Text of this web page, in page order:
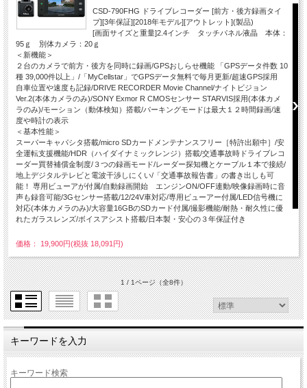
CSD-790FHG ドライブレコーダー [前方・後方録画タイ
プ][3年保証][2018年モデル][アウトレット](製品)
[画面サイズと重量]2.4インチ タッチパネル液晶 本体：
95ｇ 別体カメラ：20ｇ
＜新機能＞
２台のカメラで前方・後方を同時に録画/GPSおしらせ機能 「GPSデータ件数 10
種 39,000件以上」/「MyCellstar」でGPSデータ無料で毎月更新/超速GPS採用
自車位置や速度も記録/DRIVE RECORDER Movie Channel/ナイトビジョン
Ver.2(本体カメラのみ)/SONY Exmor R CMOSセンサー STARVIS採用(本体カメ
ラのみ)/モーション（動体検知）搭載/パーキングモードは最大１２時間録画/速
度や時計の表示
＜基本性能＞
スーパーキャパシタ搭載/micro SDカードメンテナンスフリー［特許出願中］/安
全運転支援機能/HDR（ハイダイナミックレンジ）搭載/交通事故時ドライブレコ
ーダー買替補償金制度/３つの録画モード/レーダー探知機とケーブル１本で接続/
地上デジタルテレビと電波干渉しにくい/「交通事故報告書」の書き出しも可
能！ 専用ビューアが付属/自動録画開始 エンジンON/OFF連動/映像録画時に音
声も録音可能/3Gセンサー搭載/12/24V車対応/専用ビューアー付属/LED信号機に
対応(本体カメラのみ)/大容量16GBのSDカード付属/撮影機能/耐熱・耐久性に優
れたガラスレンズ/ボイスアシスト搭載/日本製・安心の３年保証付き
価格： 19,900円(税抜 18,091円)
1 / 1ページ（全8件）
キーワードを入力
キーワード検索